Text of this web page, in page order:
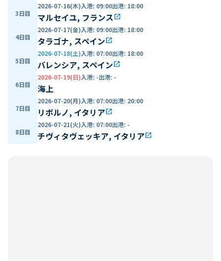
3日目
2026-07-16(木)入港: 09:00出港: 18:00
マルセイユ, フランスopen_in_new
4日目
2026-07-17(金)入港: 09:00出港: 18:00
タラゴナ, スペインopen_in_new
5日目
2026-07-18(土)入港: 07:00出港: 18:00
バレンシア, スペインopen_in_new
6日目
2026-07-19(日)入港: -出港: -
海上
7日目
2026-07-20(月)入港: 07:00出港: 20:00
リボルノ, イタリアopen_in_new
8日目
2026-07-21(火)入港: 07:00出港: -
チヴィタヴェッキア, イタリアopen_in_new